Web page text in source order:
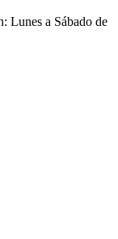
Lunes a Sábado de